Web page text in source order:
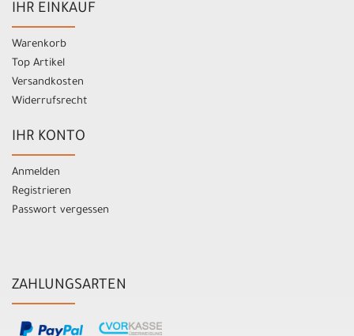
IHR EINKAUF
Warenkorb
Top Artikel
Versandkosten
Widerrufsrecht
IHR KONTO
Anmelden
Registrieren
Passwort vergessen
ZAHLUNGSARTEN